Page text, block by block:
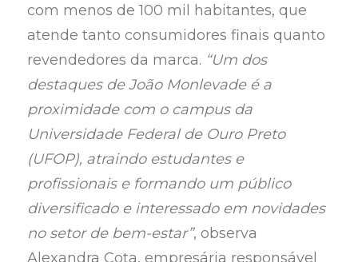
com menos de 100 mil habitantes, que
atende tanto consumidores finais quanto
revendedores da marca. “Um dos
destaques de João Monlevade é a
proximidade com o campus da
Universidade Federal de Ouro Preto
(UFOP), atraindo estudantes e
profissionais e formando um público
diversificado e interessado em novidades
no setor de bem-estar”, observa
Alexandra Cota, empresária responsável